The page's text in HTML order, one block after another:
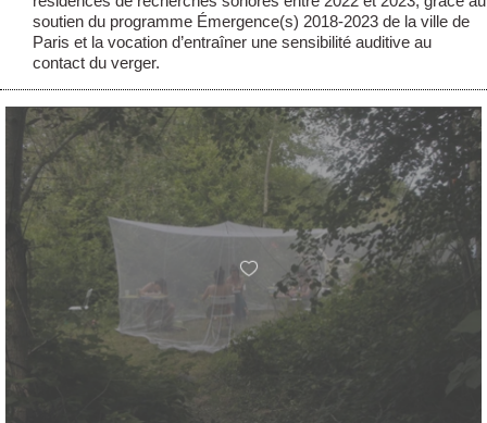
soutien du programme Émergence(s) 2018-2023 de la ville de
Paris et la vocation d’entraîner une sensibilité auditive au
contact du verger.